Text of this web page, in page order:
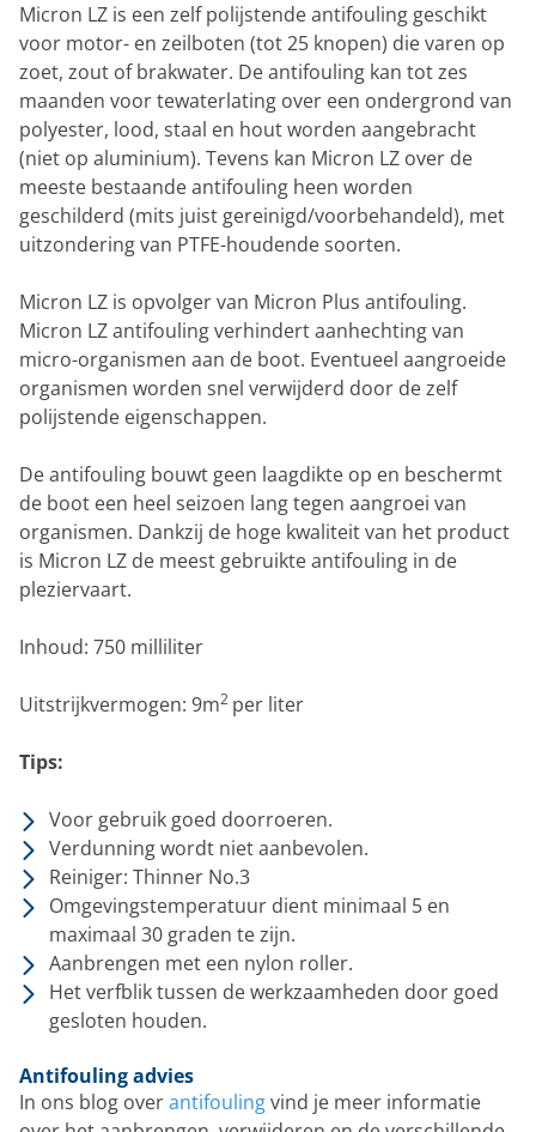
Micron LZ is een zelf polijstende antifouling geschikt
voor motor- en zeilboten (tot 25 knopen) die varen op
zoet, zout of brakwater. De antifouling kan tot zes
maanden voor tewaterlating over een ondergrond van
polyester, lood, staal en hout worden aangebracht
(niet op aluminium). Tevens kan Micron LZ over de
meeste bestaande antifouling heen worden
geschilderd (mits juist gereinigd/voorbehandeld), met
uitzondering van PTFE-houdende soorten.
Micron LZ is opvolger van Micron Plus antifouling.
Micron LZ antifouling verhindert aanhechting van
micro-organismen aan de boot. Eventueel aangroeide
organismen worden snel verwijderd door de zelf
polijstende eigenschappen.
De antifouling bouwt geen laagdikte op en beschermt
de boot een heel seizoen lang tegen aangroei van
organismen. Dankzij de hoge kwaliteit van het product
is Micron LZ de meest gebruikte antifouling in de
pleziervaart.
Inhoud: 750 milliliter
Uitstrijkvermogen: 9m2 per liter
Tips:
Voor gebruik goed doorroeren.
Verdunning wordt niet aanbevolen.
Reiniger: Thinner No.3
Omgevingstemperatuur dient minimaal 5 en
maximaal 30 graden te zijn.
Aanbrengen met een nylon roller.
Het verfblik tussen de werkzaamheden door goed
gesloten houden.
Antifouling advies
In ons blog overantifoulingvind je meer informatie